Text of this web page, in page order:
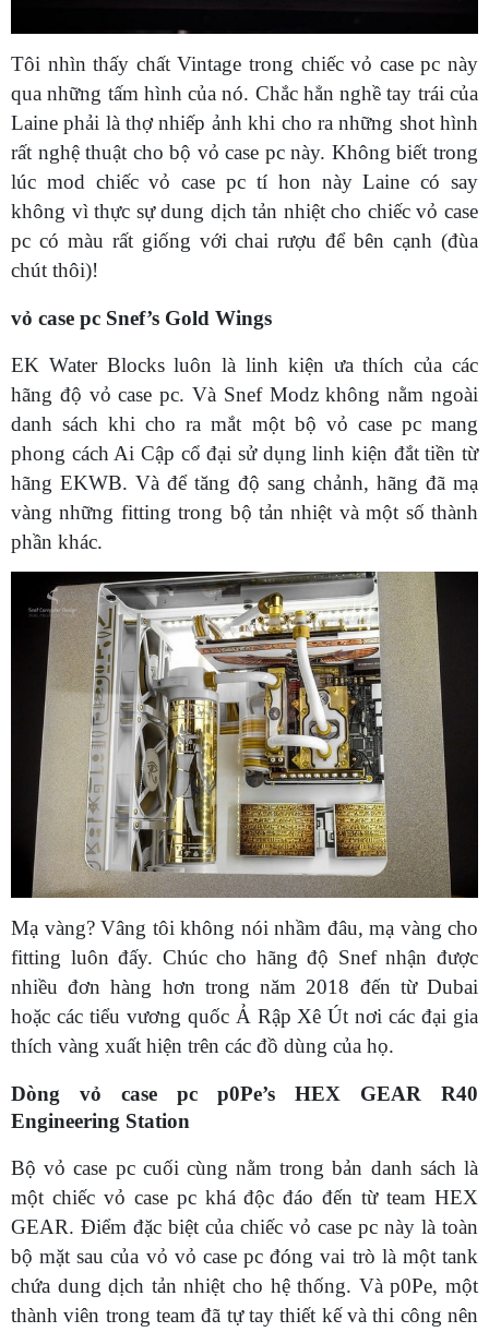
Tôi nhìn thấy chất Vintage trong chiếc vỏ case pc này
qua những tấm hình của nó. Chắc hẳn nghề tay trái của
Laine phải là thợ nhiếp ảnh khi cho ra những shot hình
rất nghệ thuật cho bộ vỏ case pc này. Không biết trong
lúc mod chiếc vỏ case pc tí hon này Laine có say
không vì thực sự dung dịch tản nhiệt cho chiếc vỏ case
pc có màu rất giống với chai rượu để bên cạnh (đùa
chút thôi)!
vỏ case pc Snef’s Gold Wings
EK Water Blocks luôn là linh kiện ưa thích của các
hãng độ vỏ case pc. Và Snef Modz không nằm ngoài
danh sách khi cho ra mắt một bộ vỏ case pc mang
phong cách Ai Cập cổ đại sử dụng linh kiện đắt tiền từ
hãng EKWB. Và để tăng độ sang chảnh, hãng đã mạ
vàng những fitting trong bộ tản nhiệt và một số thành
phần khác.
Mạ vàng? Vâng tôi không nói nhầm đâu, mạ vàng cho
fitting luôn đấy. Chúc cho hãng độ Snef nhận được
nhiều đơn hàng hơn trong năm 2018 đến từ Dubai
hoặc các tiểu vương quốc Ả Rập Xê Út nơi các đại gia
thích vàng xuất hiện trên các đồ dùng của họ.
Dòng vỏ case pc p0Pe’s HEX GEAR R40
Engineering Station
Bộ vỏ case pc cuối cùng nằm trong bản danh sách là
một chiếc vỏ case pc khá độc đáo đến từ team HEX
GEAR. Điểm đặc biệt của chiếc vỏ case pc này là toàn
bộ mặt sau của vỏ vỏ case pc đóng vai trò là một tank
chứa dung dịch tản nhiệt cho hệ thống. Và p0Pe, một
thành viên trong team đã tự tay thiết kế và thi công nên